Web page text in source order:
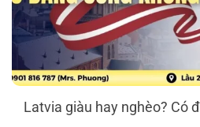
Latvia giàu hay nghèo? Có